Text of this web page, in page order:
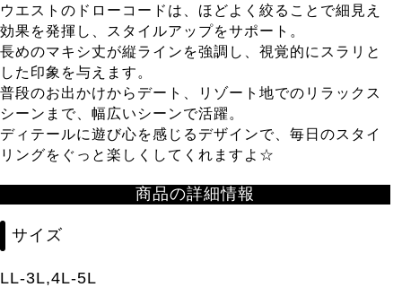
ウエストのドローコードは、ほどよく絞ることで細見え
効果を発揮し、スタイルアップをサポート。
長めのマキシ丈が縦ラインを強調し、視覚的にスラリと
した印象を与えます。
普段のお出かけからデート、リゾート地でのリラックス
シーンまで、幅広いシーンで活躍。
ディテールに遊び心を感じるデザインで、毎日のスタイ
リングをぐっと楽しくしてくれますよ☆
商品の詳細情報
サイズ
LL-3L,4L-5L